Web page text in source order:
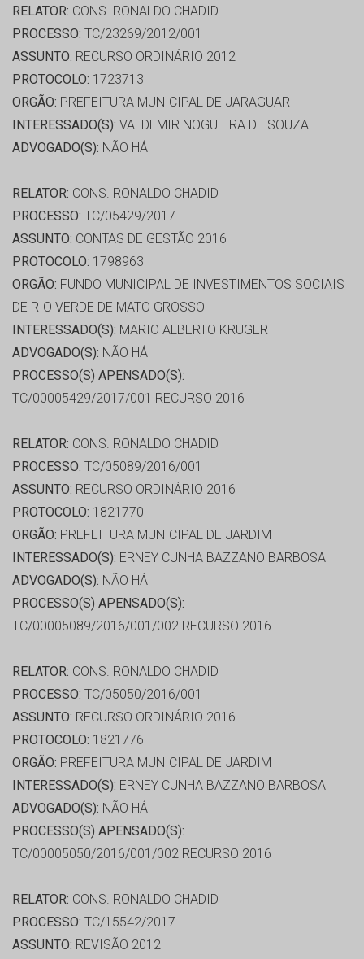
RELATOR: CONS. RONALDO CHADID
PROCESSO: TC/23269/2012/001
ASSUNTO: RECURSO ORDINÁRIO 2012
PROTOCOLO: 1723713
ORGÃO: PREFEITURA MUNICIPAL DE JARAGUARI
INTERESSADO(S): VALDEMIR NOGUEIRA DE SOUZA
ADVOGADO(S): NÃO HÁ
RELATOR: CONS. RONALDO CHADID
PROCESSO: TC/05429/2017
ASSUNTO: CONTAS DE GESTÃO 2016
PROTOCOLO: 1798963
ORGÃO: FUNDO MUNICIPAL DE INVESTIMENTOS SOCIAIS
DE RIO VERDE DE MATO GROSSO
INTERESSADO(S): MARIO ALBERTO KRUGER
ADVOGADO(S): NÃO HÁ
PROCESSO(S) APENSADO(S):
TC/00005429/2017/001 RECURSO 2016
RELATOR: CONS. RONALDO CHADID
PROCESSO: TC/05089/2016/001
ASSUNTO: RECURSO ORDINÁRIO 2016
PROTOCOLO: 1821770
ORGÃO: PREFEITURA MUNICIPAL DE JARDIM
INTERESSADO(S): ERNEY CUNHA BAZZANO BARBOSA
ADVOGADO(S): NÃO HÁ
PROCESSO(S) APENSADO(S):
TC/00005089/2016/001/002 RECURSO 2016
RELATOR: CONS. RONALDO CHADID
PROCESSO: TC/05050/2016/001
ASSUNTO: RECURSO ORDINÁRIO 2016
PROTOCOLO: 1821776
ORGÃO: PREFEITURA MUNICIPAL DE JARDIM
INTERESSADO(S): ERNEY CUNHA BAZZANO BARBOSA
ADVOGADO(S): NÃO HÁ
PROCESSO(S) APENSADO(S):
TC/00005050/2016/001/002 RECURSO 2016
RELATOR: CONS. RONALDO CHADID
PROCESSO: TC/15542/2017
ASSUNTO: REVISÃO 2012